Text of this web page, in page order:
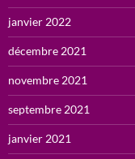
janvier 2022
décembre 2021
novembre 2021
septembre 2021
janvier 2021